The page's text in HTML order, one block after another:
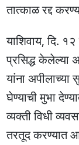
तात्काळ रद्द
याशिवाय, दि.
प्रसिद्ध केलेल्या
यांना अपीलाच्या
घेण्याची मुभा
व्यक्ती विधी
तरतूद करण्यात